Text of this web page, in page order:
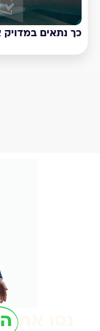
כך נתאים במדויק
נסו את